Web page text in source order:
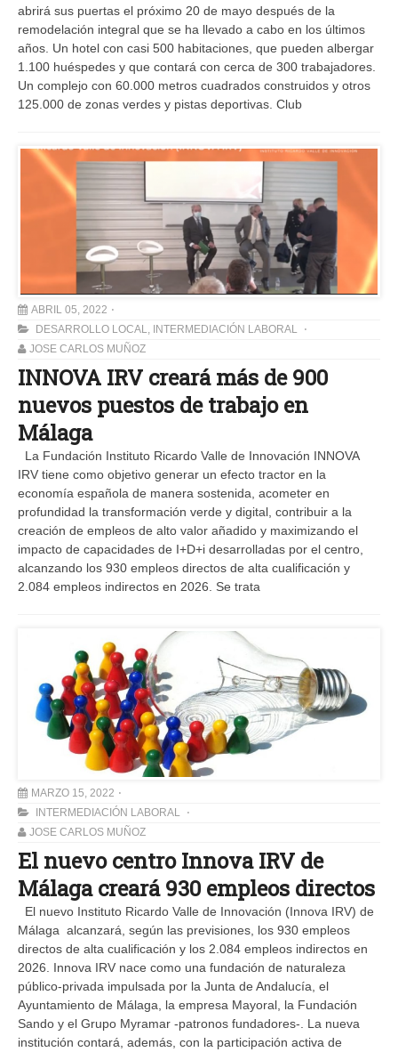
abrirá sus puertas el próximo 20 de mayo después de la
remodelación integral que se ha llevado a cabo en los últimos
años. Un hotel con casi 500 habitaciones, que pueden albergar
1.100 huéspedes y que contará con cerca de 300 trabajadores.
Un complejo con 60.000 metros cuadrados construidos y otros
125.000 de zonas verdes y pistas deportivas. Club
ABRIL 05, 2022
DESARROLLO LOCAL, INTERMEDIACIÓN LABORAL
JOSE CARLOS MUÑOZ
INNOVA IRV creará más de 900
nuevos puestos de trabajo en
Málaga
La Fundación Instituto Ricardo Valle de Innovación INNOVA
IRV tiene como objetivo generar un efecto tractor en la
economía española de manera sostenida, acometer en
profundidad la transformación verde y digital, contribuir a la
creación de empleos de alto valor añadido y maximizando el
impacto de capacidades de I+D+i desarrolladas por el centro,
alcanzando los 930 empleos directos de alta cualificación y
2.084 empleos indirectos en 2026. Se trata
MARZO 15, 2022
INTERMEDIACIÓN LABORAL
JOSE CARLOS MUÑOZ
El nuevo centro Innova IRV de
Málaga creará 930 empleos directos
El nuevo Instituto Ricardo Valle de Innovación (Innova IRV) de
Málaga alcanzará, según las previsiones, los 930 empleos
directos de alta cualificación y los 2.084 empleos indirectos en
2026. Innova IRV nace como una fundación de naturaleza
público-privada impulsada por la Junta de Andalucía, el
Ayuntamiento de Málaga, la empresa Mayoral, la Fundación
Sando y el Grupo Myramar -patronos fundadores-. La nueva
institución contará, además, con la participación activa de